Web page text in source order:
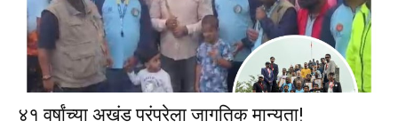
४१ वर्षांच्या अखंड परंपरेला जागतिक मान्यता!